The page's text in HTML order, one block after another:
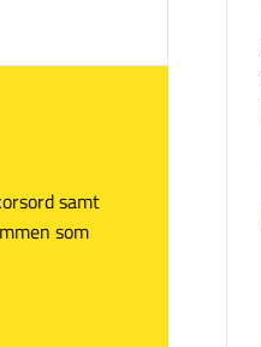
samt
som